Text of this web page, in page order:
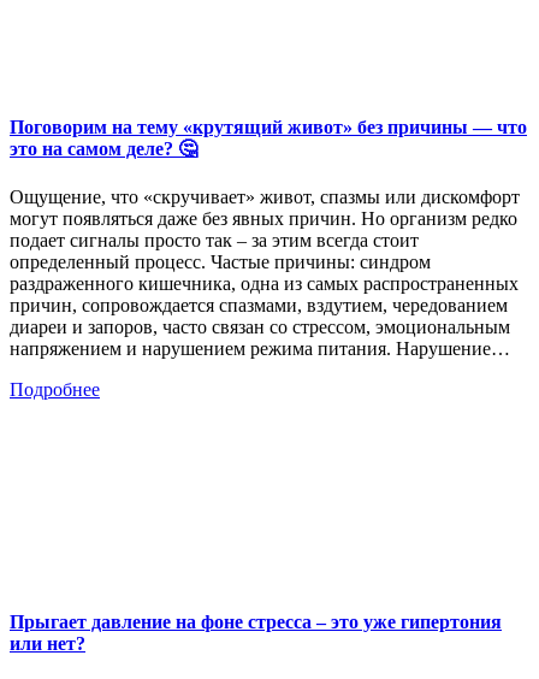
Поговорим на тему «крутящий живот» без причины — что
это на самом деле? 🤔
Ощущение, что «скручивает» живот, спазмы или дискомфорт
могут появляться даже без явных причин. Но организм редко
подает сигналы просто так – за этим всегда стоит
определенный процесс. Частые причины: синдром
раздраженного кишечника, одна из самых распространенных
причин, сопровождается спазмами, вздутием, чередованием
диареи и запоров, часто связан со стрессом, эмоциональным
напряжением и нарушением режима питания. Нарушение…
Подробнее
Прыгает давление на фоне стресса – это уже гипертония
или нет?